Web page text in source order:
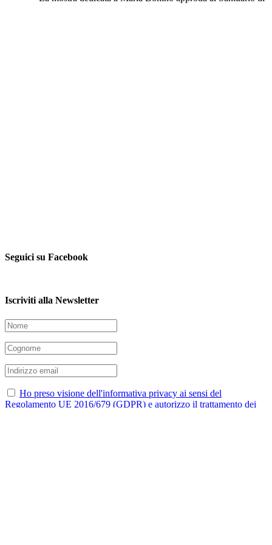
Seguici su Facebook
Iscriviti alla Newsletter
Ho preso visione dell'informativa privacy ai sensi del
Regolamento UE 2016/679 (GDPR) e autorizzo il trattamento dei